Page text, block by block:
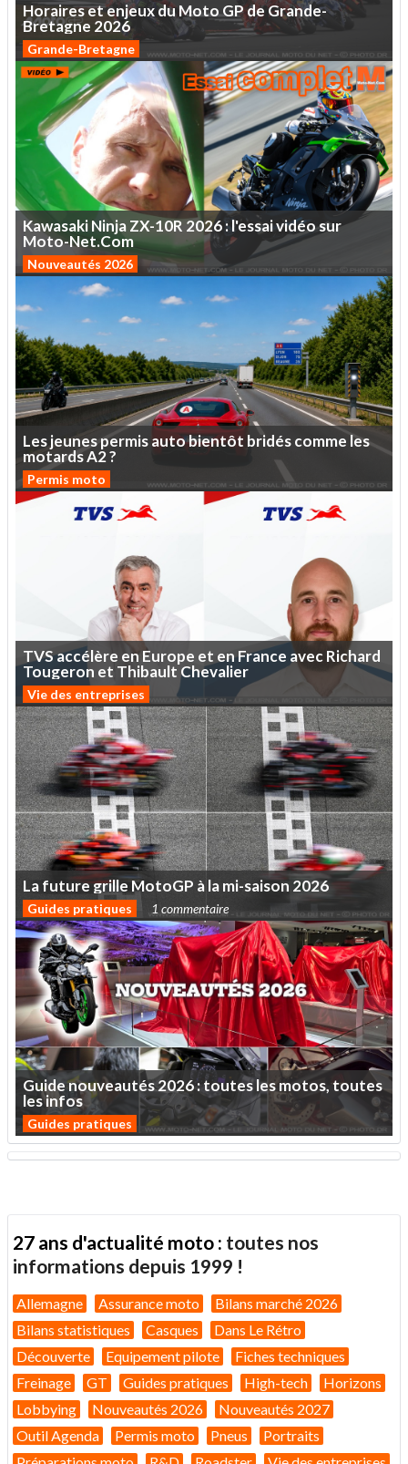
HorairesetenjeuxduMotoGPdeGrande-
Bretagne 2026
Grande-Bretagne
KawasakiNinjaZX-10R 2026:l'essaividéosur
Moto-Net.Com
Nouveautés 2026
Lesjeunespermisautobientôt bridéscommeles
motardsA2?
Permis moto
TVSaccélère enEurope et enFrance avecRichard
Tougeron et Thibault Chevalier
Vie des entreprises
Lafuturegrille MotoGP àlami-saison 2026
Guides pratiques 1 commentaire
Guidenouveautés2026:touteslesmotos,toutes
lesinfos
Guides pratiques
27 ans d'actualité moto : toutes nos
informations depuis 1999 !
Allemagne Assurance moto
Bilans marché 2026
Bilans statistiques
Casques
Dans Le Rétro
Découverte
Equipement pilote
Fiches techniques
Freinage
GT Guides pratiques High-tech
Horizons
Lobbying
Nouveautés 2026
Nouveautés 2027
Outil Agenda
Permis moto Pneus
Portraits